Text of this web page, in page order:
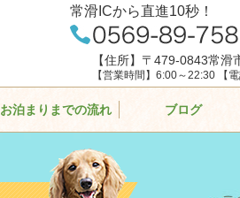
常滑ICから直進10秒！
【住所】〒479-0843常滑
【営業時間】6:00～22:30 【
お泊まりまでの流れ ブログ